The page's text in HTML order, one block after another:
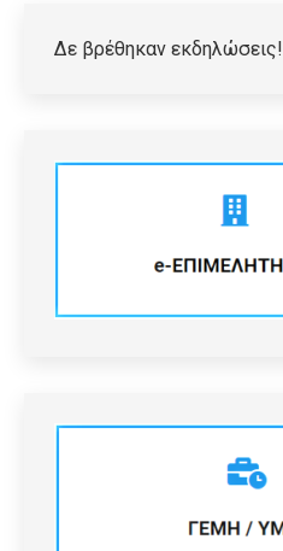
Δε βρέθηκαν εκδηλώσεις!